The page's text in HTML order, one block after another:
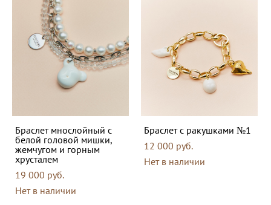
Браслет мнослойный с
белой головой мишки,
жемчугом и горным
хрусталем
19 000 pуб.
Нет в наличии
Браслет с ракушками №1
12 000 pуб.
Нет в наличии